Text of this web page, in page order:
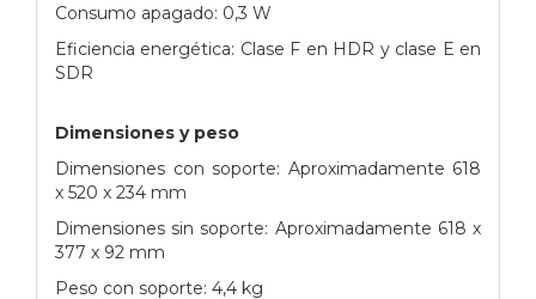
Consumo apagado: 0,3 W
Eficiencia energética: Clase F en HDR y clase E en
SDR
Dimensiones y peso
Dimensiones con soporte: Aproximadamente 618
x 520 x 234 mm
Dimensiones sin soporte: Aproximadamente 618 x
377 x 92 mm
Peso con soporte: 4,4 kg